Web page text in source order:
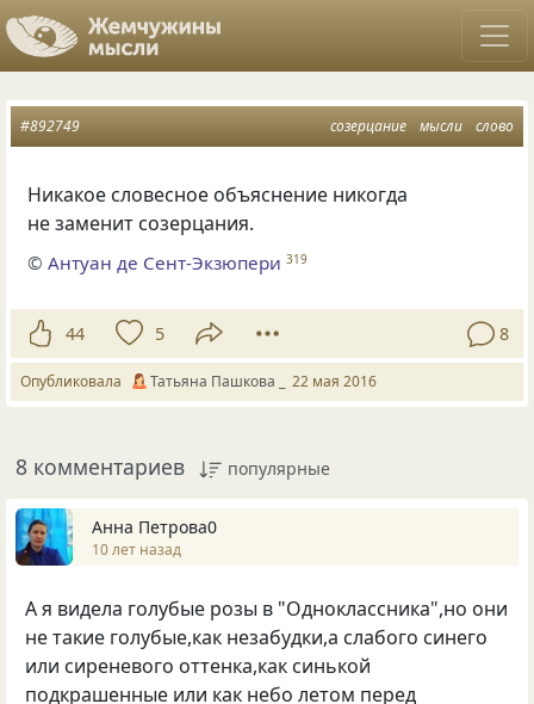
созерцание мысли слово
#892749
Никакое словесное объяснение никогда
не заменит созерцания.
©Антуан де Сент-Экзюпери 319
44 5 8
Опубликовала Татьяна Пашкова _ 22 мая 2016
8 комментариев популярные
Анна Петрова0
10 лет назад
А я видела голубые розы в "Одноклассника",но они
не такие голубые,как незабудки,а слабого синего
или сиреневого оттенка,как синькой
подкрашенные или как небо летом перед